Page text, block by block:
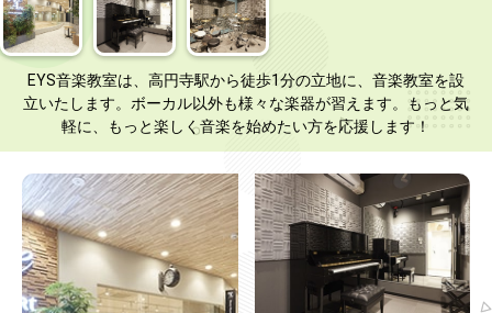
EYS音楽教室は、高円寺駅から徒歩1分の立地に、音楽教室を設
立いたします。ボーカル以外も様々な楽器が習えます。もっと気
軽に、もっと楽しく音楽を始めたい方を応援します！